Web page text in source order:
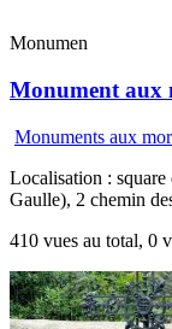
Monumen
Monument aux
Monuments aux
Localisation :
Gaulle), 2 chemin
410 vues au total, 0